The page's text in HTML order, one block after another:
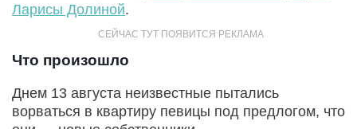
Ларисы Долиной.
Что произошло
Днем 13 августа неизвестные пытались
ворваться в квартиру певицы под предлогом, что